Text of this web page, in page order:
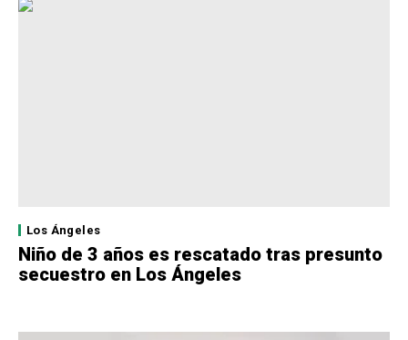
Los Ángeles
Niño de 3 años es rescatado tras presunto
secuestro en Los Ángeles